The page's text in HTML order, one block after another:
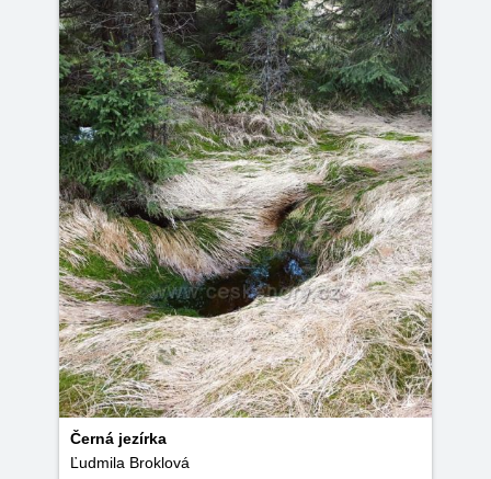
Černá jezírka
Ľudmila Broklová